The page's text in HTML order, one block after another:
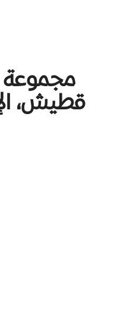
مجموعة
قطيش،